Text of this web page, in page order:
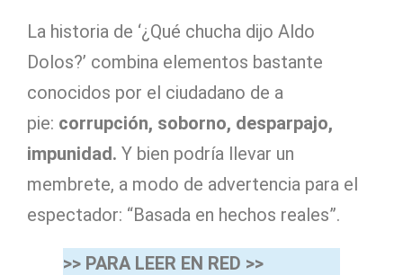
La historia de ‘¿Qué chucha dijo Aldo
Dolos?’ combina elementos bastante
conocidos por el ciudadano de a
pie: corrupción, soborno, desparpajo,
impunidad. Y bien podría llevar un
membrete, a modo de advertencia para el
espectador: “Basada en hechos reales”.
>> PARA LEER EN RED >>